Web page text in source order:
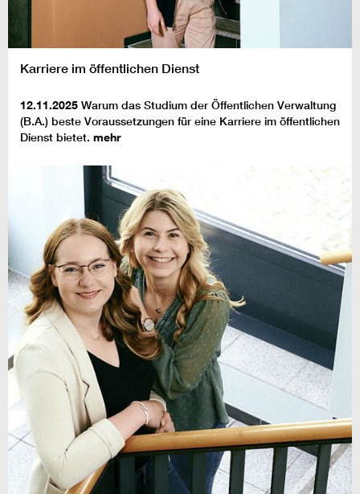
Karriere im öffentlichen Dienst
12.11.2025 Warum das Studium der Öffentlichen Verwaltung
(B.A.) beste Voraussetzungen für eine Karriere im öffentlichen
Dienst bietet. mehr